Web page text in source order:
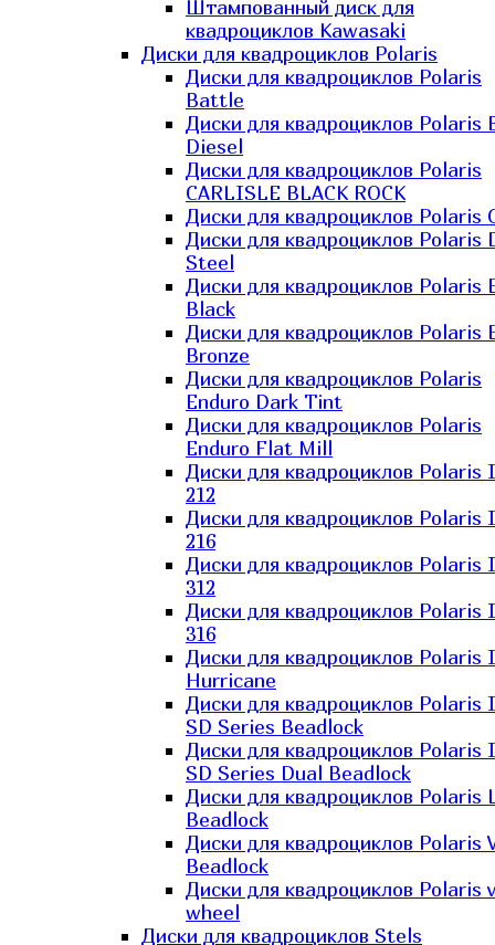
Штампованный диск для
квадроциклов Kawasaki​
Диски для квадроциклов Polaris
Диски для квадроциклов Polaris
Battle
Диски для квадроциклов Polaris
Diesel
Диски для квадроциклов Polaris
CARLISLE BLACK ROCK
Диски для квадроциклов Polaris
Диски для квадроциклов Polaris
Steel
Диски для квадроциклов Polaris
Black
Диски для квадроциклов Polaris
Bronze
Диски для квадроциклов Polaris
Enduro Dark Tint
Диски для квадроциклов Polaris
Enduro Flat Mill
Диски для квадроциклов Polaris
212
Диски для квадроциклов Polaris
216
Диски для квадроциклов Polaris
312
Диски для квадроциклов Polaris
316
Диски для квадроциклов Polaris
Hurricane
Диски для квадроциклов Polaris
SD Series Beadlock
Диски для квадроциклов Polaris
SD Series Dual Beadlock
Диски для квадроциклов Polaris
Beadlock
Диски для квадроциклов Polaris
Beadlock
Диски для квадроциклов Polaris
wheel
Диски для квадроциклов Stels